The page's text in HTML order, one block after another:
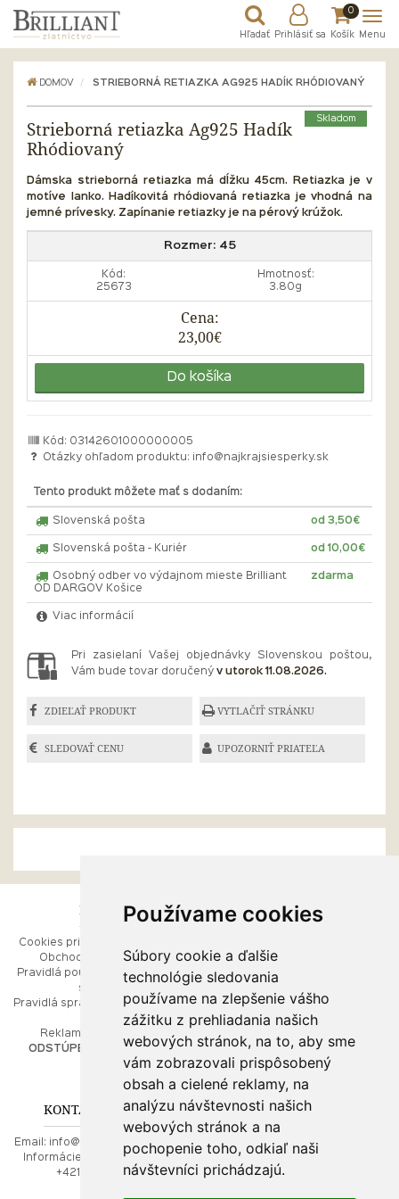
Používame cookies
Súbory cookie a ďalšie
technológie sledovania
používame na zlepšenie vášho
zážitku z prehliadania našich
webových stránok, na to, aby sme
vám zobrazovali prispôsobený
obsah a cielené reklamy, na
analýzu návštevnosti našich
webových stránok a na
pochopenie toho, odkiaľ naši
návštevníci prichádzajú.
Hľadať Prihlásiť sa
0
Košík Menu
DOMOV STRIEBORNÁ RETIAZKA AG925 HADÍK RHÓDIOVANÝ
Skladom
Strieborná retiazka Ag925 Hadík
Rhódiovaný
Dámska strieborná retiazka má dĺžku 45cm. Retiazka je v
motíve lanko. Hadíkovitá rhódiovaná retiazka je vhodná na
jemné prívesky. Zapínanie retiazky je na pérový krúžok.
Rozmer: 45
Kód:
25673
Hmotnosť:
3.80g
Cena:
23,00€
Do košíka
Kód: 03142601000000005
Otázky ohľadom produktu:
info@najkrajsiesperky.sk
Tento produkt môžete mať s dodaním:
Slovenská pošta od 3,50€
Slovenská pošta - Kuriér od 10,00€
Osobný odber vo výdajnom mieste Brilliant
OD DARGOV Košice
zdarma
Viac informácií
Pri zasielaní Vašej objednávky Slovenskou poštou,
Vám bude tovar doručený v utorok 11.08.2026.
ZDIEĽAŤ PRODUKT VYTLAČIŤ STRÁNKU
SLEDOVAŤ CENU UPOZORNIŤ PRIATEĽA
ESHOP
Cookies pri prezeraní stránok
Obchodné podmienky
Pravidlá používania webových
stránok
Pravidlá spracúvania osobných
Reklamačný poriadok
ODSTÚPENIE OD ZMLUVY
RÝCHLE MENU
Ako balíme Vaše šperky
Kontaktujte nás
PORADŇA
Ako nakupovať
O drahých kovoch
Doprava a poštovné
KONTAKT NA NÁS
Email:
info@najkrajsiesperky.sk
Informácie:
+421917 881556,
+421556224323